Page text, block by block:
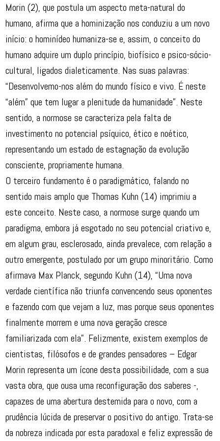
Morin (2), que postula um aspecto meta-natural do
humano, afirma que a hominização nos conduziu a um novo
início: o hominídeo humaniza-se e, assim, o conceito do
humano adquire um duplo princípio, biofísico e psico-sócio-
cultural, ligados dialeticamente. Nas suas palavras:
“Desenvolvemo-nos além do mundo físico e vivo. É neste
“além” que tem lugar a plenitude da humanidade”. Neste
sentido, a normose se caracteriza pela falta de
investimento no potencial psíquico, ético e noético,
representando um estado de estagnação da evolução
consciente, propriamente humana.
O terceiro fundamento é o paradigmático, falando no
sentido mais amplo que Thomas Kuhn (14) imprimiu a
este conceito. Neste caso, a normose surge quando um
paradigma, embora já esgotado no seu potencial criativo e,
em algum grau, esclerosado, ainda prevalece, com relação a
outro emergente, postulado por um grupo minoritário. Como
afirmava Max Planck, segundo Kuhn (14), “Uma nova
verdade científica não triunfa convencendo seus oponentes
e fazendo com que vejam a luz, mas porque seus oponentes
finalmente morrem e uma nova geração cresce
familiarizada com ela”. Felizmente, existem exemplos de
cientistas, filósofos e de grandes pensadores – Edgar
Morin representa um ícone desta possibilidade, com a sua
vasta obra, que ousa uma reconfiguração dos saberes -,
capazes de uma abertura destemida para o novo, com a
prudência lúcida de preservar o positivo do antigo. Trata-se
da nobreza indicada por esta paradoxal e feliz expressão de